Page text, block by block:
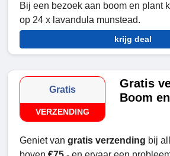
Bij een bezoek aan boom en plant
op 24 x lavandula munstead.
krijg deal
Gratis
VERZENDING
Gratis
Boom
Geniet van gratis verzending bij